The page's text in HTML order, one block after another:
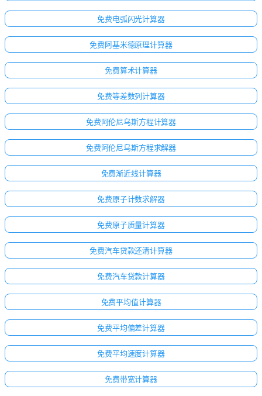
免费电弧闪光计算器
免费阿基米德原理计算器
免费算术计算器
免费等差数列计算器
免费阿伦尼乌斯方程计算器
免费阿伦尼乌斯方程求解器
免费渐近线计算器
免费原子计数求解器
免费原子质量计算器
免费汽车贷款还清计算器
免费汽车贷款计算器
免费平均值计算器
免费平均偏差计算器
免费平均速度计算器
免费带宽计算器